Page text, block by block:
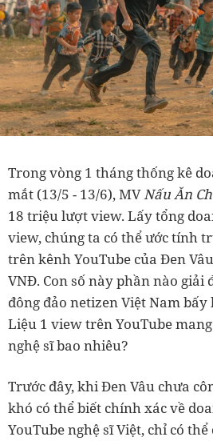
Trong vòng 1 tháng thống kê
mắt (13/5 - 13/6), MVNấu Ăn
18 triệu lượt view. Lấy tổng
view, chúng ta có thể ước tính
trên kênh YouTube của Đen
VNĐ. Con số này phần nào giải
đông đảo netizen Việt Nam bấy
Liệu 1 view trên YouTube
nghệ sĩ bao nhiêu?
Trước đây, khi Đen Vâu chưa
khó có thể biết chính xác về
YouTube nghệ sĩ Việt, chỉ có